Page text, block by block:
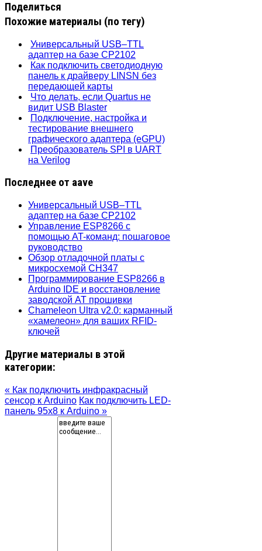
Поделиться
Похожие материалы (по тегу)
Универсальный USB–TTL
адаптер на базе CP2102
Как подключить светодиодную
панель к драйверу LINSN без
передающей карты
Что делать, если Quartus не
видит USB Blaster
Подключение, настройка и
тестирование внешнего
графического адаптера (eGPU)
Преобразователь SPI в UART
на Verilog
Последнее от aave
Универсальный USB–TTL
адаптер на базе CP2102
Управление ESP8266 с
помощью AT-команд: пошаговое
руководство
Обзор отладочной платы с
микросхемой CH347
Программирование ESP8266 в
Arduino IDE и восстановление
заводской AT прошивки
Chameleon Ultra v2.0: карманный
«хамелеон» для ваших RFID-
ключей
Другие материалы в этой
категории:
« Как подключить инфракрасный
сенсор к Arduino Как подключить LED-
панель 95x8 к Arduino »